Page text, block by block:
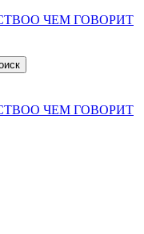
О ЧЕМ ГОВОРИТ
О ЧЕМ ГОВОРИТ